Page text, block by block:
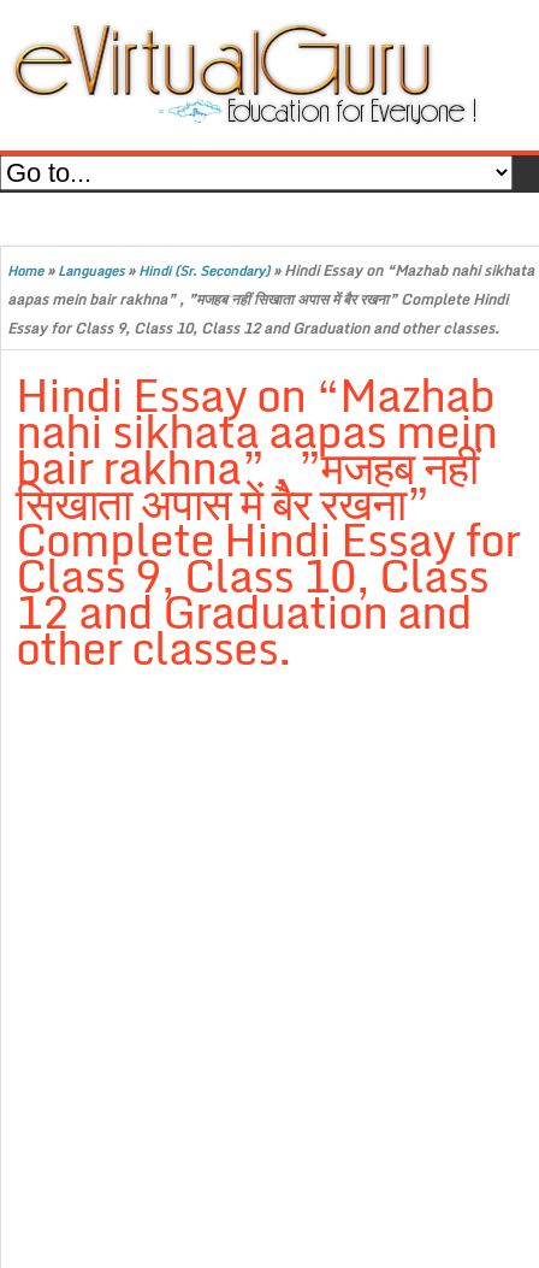
Home»Languages»Hindi (Sr. Secondary)»Hindi Essay on “Mazhab nahi sikhata
aapas mein bair rakhna” , ”मजहब नहीं सिखाता अपास में बैर रखना” Complete Hindi
Essay for Class 9, Class 10, Class 12 and Graduation and other classes.
Hindi Essay on “Mazhab
nahi sikhata aapas mein
bair rakhna” , ”मजहब नहीं
सिखाता अपास में बैर रखना”
Complete Hindi Essay for
Class 9, Class 10, Class
12 and Graduation and
other classes.